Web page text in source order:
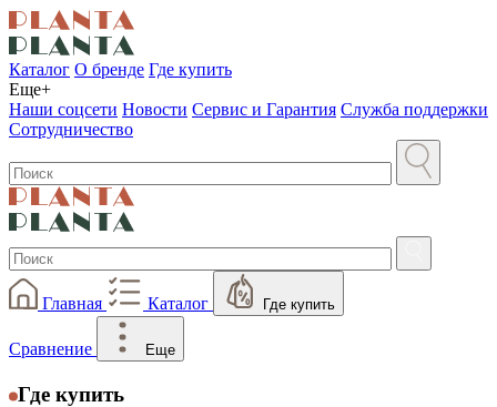
Каталог О бренде Где купить
Еще+
Наши соцсети Новости Сервис и Гарантия Служба поддержки
Сотрудничество
Главная Каталог Где купить
Сравнение Еще
Где купить